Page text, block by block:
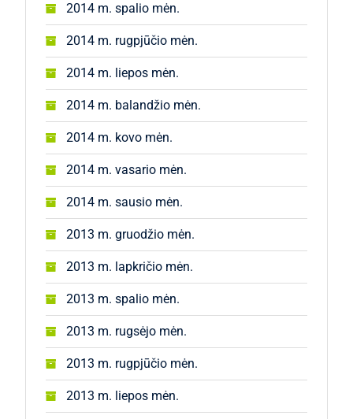
2014 m. spalio mėn.
2014 m. rugpjūčio mėn.
2014 m. liepos mėn.
2014 m. balandžio mėn.
2014 m. kovo mėn.
2014 m. vasario mėn.
2014 m. sausio mėn.
2013 m. gruodžio mėn.
2013 m. lapkričio mėn.
2013 m. spalio mėn.
2013 m. rugsėjo mėn.
2013 m. rugpjūčio mėn.
2013 m. liepos mėn.